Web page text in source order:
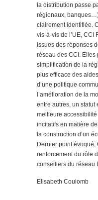
la distribution passe
régionaux,
clairement identifiée.
vis-à-vis de l’UE, CCI
issues des réponses
réseau des CCI.
simplification de la
plus efficace des
d’une politique
l’amélioration de la
entre autres, un statut
meilleure
incitatifs en matière
la construction d’un
Dernier point évoqué,
renforcement du rôle
conseillers du réseau
Elisabeth Coulomb